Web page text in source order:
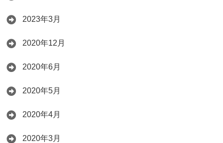
2023年3月
2020年12月
2020年6月
2020年5月
2020年4月
2020年3月